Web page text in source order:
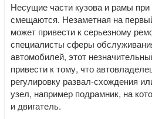
Несущие части кузова и рамы при
смещаются. Незаметная на
может привести к серьезному
специалисты сферы
автомобилей, этот
привести к тому, что
регулировку развал-схождения
узел, например подрамник, на
и двигатель.